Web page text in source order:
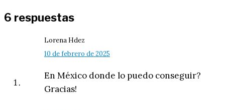
6 respuestas
Lorena Hdez
10 de febrero de 2025
En México donde lo puedo conseguir?
Gracias!